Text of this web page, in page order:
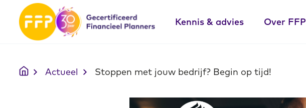
Kennis & advies Over FFP
Actueel Stoppen met jouw bedrijf? Begin op tijd!